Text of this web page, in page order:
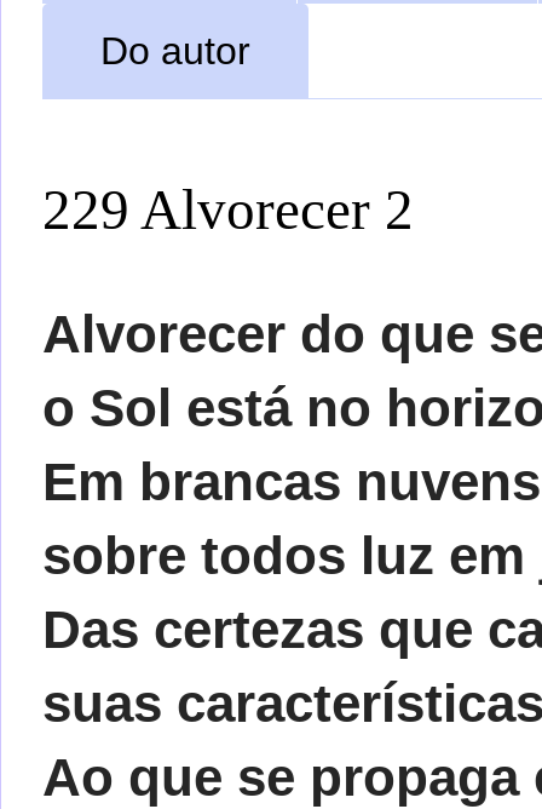
Do autor
229 Alvorecer 2
Alvorecer do que
o Sol está no
Em brancas
sobre todos luz
Das certezas que
suas
Ao que se propaga